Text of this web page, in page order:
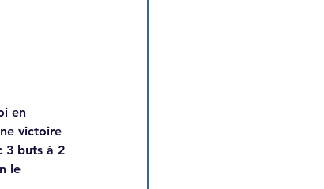
en
victoire
3 buts à 2
le